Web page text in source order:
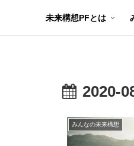
未来構想PFとは
2020-
みんなの未来構想